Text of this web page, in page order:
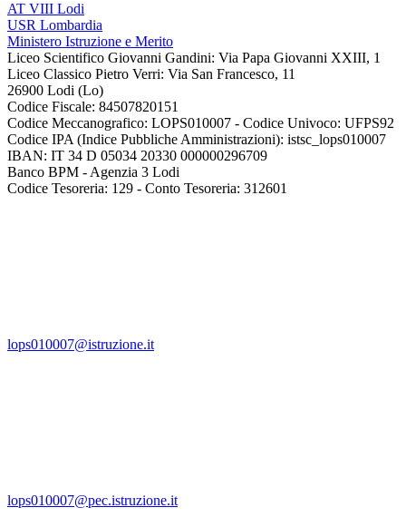
AT VIII Lodi
USR Lombardia
Ministero Istruzione e Merito
Liceo Scientifico Giovanni Gandini: Via Papa Giovanni XXIII, 1
Liceo Classico Pietro Verri: Via San Francesco, 11
26900 Lodi (Lo)
Codice Fiscale: 84507820151
Codice Meccanografico: LOPS010007 - Codice Univoco: UFPS92
Codice IPA (Indice Pubbliche Amministrazioni): istsc_lops010007
IBAN: IT 34 D 05034 20330 000000296709
Banco BPM - Agenzia 3 Lodi
Codice Tesoreria: 129 - Conto Tesoreria: 312601
lops010007@istruzione.it
lops010007@pec.istruzione.it